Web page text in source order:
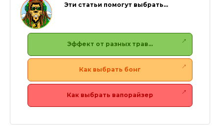
Эти статьи помогут выбрать…
Эффект от разных трав…
Как выбрать бонг
Как выбрать вапорайзер